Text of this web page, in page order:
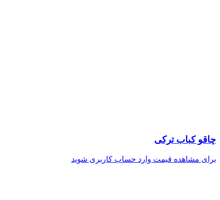
چاقو کباب ترکی
برای مشاهده قیمت وارد حساب کاربری شوید